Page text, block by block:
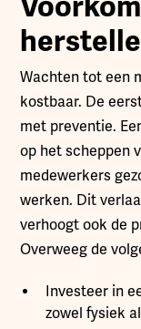
Wachten tot een
kostbaar. De
met preventie.
op het scheppen
medewerkers
werken. Dit
verhoogt ook de
Overweeg de
Investeer in
zowel fysiek